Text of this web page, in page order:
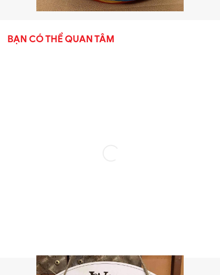
BẠN CÓ THỂ QUAN TÂM